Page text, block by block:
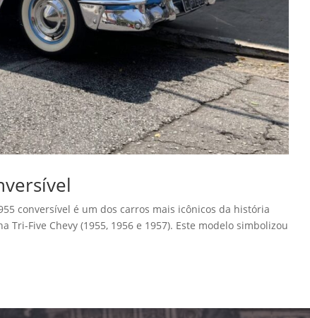
conversível é um dos carros mais icônicos da história
Five Chevy (1955, 1956 e 1957). Este modelo simbolizou